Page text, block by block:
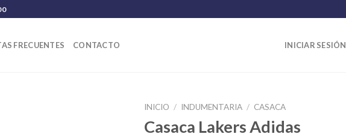
FRECUENTES CONTACTO INICIAR SESIÓN
INICIO / INDUMENTARIA / CASACA
Casaca Lakers Adidas